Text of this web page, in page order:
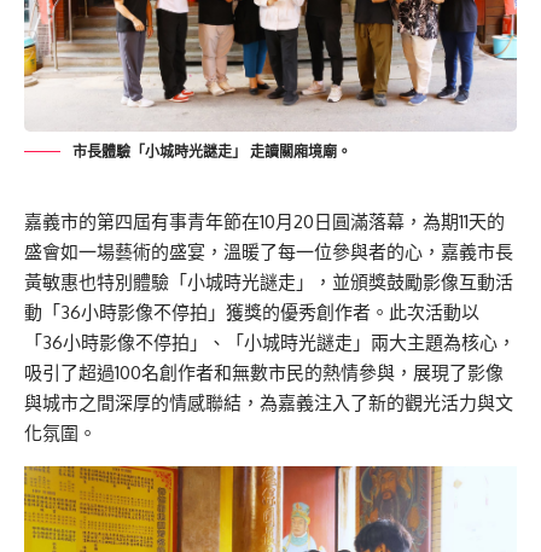
市長體驗「小城時光謎走」 走讀關廂境廟。
嘉義市的第四屆有事青年節在10月20日圓滿落幕，為期11天的
盛會如一場藝術的盛宴，溫暖了每一位參與者的心，嘉義市長
黃敏惠也特別體驗「小城時光謎走」，並頒獎鼓勵影像互動活
動「36小時影像不停拍」獲獎的優秀創作者。此次活動以
「36小時影像不停拍」、「小城時光謎走」兩大主題為核心，
吸引了超過100名創作者和無數市民的熱情參與，展現了影像
與城市之間深厚的情感聯結，為嘉義注入了新的觀光活力與文
化氛圍。